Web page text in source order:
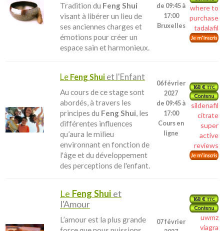
Tradition du Feng Shui
visant à libérer un lieu de
ses anciennes charges et
émotions pour créer un
espace sain et harmonieux.
de 09:45 à
17:00
Bruxelles
where to
purchase
tadalafil
Le Feng Shui et l'Enfant
Au cours de ce stage sont
abordés, à travers les
principes du Feng Shui, les
différentes influences
qu’aura le milieu
environnant en fonction de
l'âge et du développement
des perceptions de l'enfant.
06 février
2027
de 09:45 à
17:00
Cours en
ligne
sildenafil
citrate
super
active
reviews
Le Feng Shui et
l'Amour
L’amour est la plus grande
07 février
uwmz
viagra